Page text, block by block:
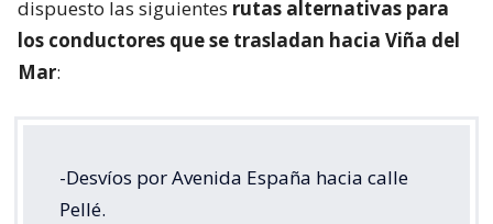
dispuesto las siguientes rutas alternativas para
los conductores que se trasladan hacia Viña del
Mar:
-Desvíos por Avenida España hacia calle
Pellé.